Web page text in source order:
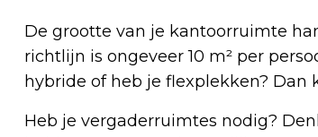
De grootte van je kantoorruimte
richtlijn is ongeveer 10 m² per
hybride of heb je flexplekken?
Heb je vergaderruimtes nodig?